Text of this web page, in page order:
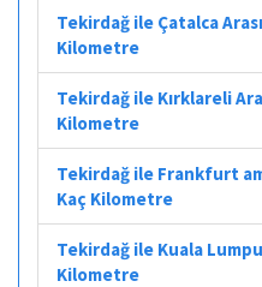
Tekirdağ ile Çatalca
Kilometre
Tekirdağ ile Kırklareli
Kilometre
Tekirdağ ile Frankfurt
Kaç Kilometre
Tekirdağ ile Kuala
Kilometre